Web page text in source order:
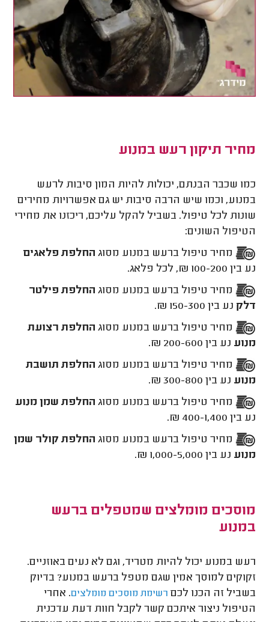
מחיר תיקון רעש במנוע
כמו שכבר הבנתם, יכולות להיות המון סיבות לרעש
במנוע, וכמו שיש הרבה סיבות יש גם אפשרויות מחירים
שונות לכל טיפול. בשביל להקל עליכם, ריכזנו את מחירי
הטיפול השונים:
מחיר טיפול ברעש במנוע מסוג החלפת פלאגים
נע בין 100-200 ₪, לכל פלאג.
מחיר טיפול ברעש במנוע מסוג החלפת פילטר
דלק נע בין 150-300 ₪.
מחיר טיפול ברעש במנוע מסוג החלפת רצועת
מנוע נע בין 200-600 ₪.
מחיר טיפול ברעש במנוע מסוג החלפת תושבת
מנוע נע בין 300-800 ₪.
מחיר טיפול ברעש במנוע מסוג החלפת שמן מנוע
נע בין 400-1,400 ₪.
מחיר טיפול ברעש במנוע מסוג החלפת קולר שמן
מנוע נע בין 1,000-5,000 ₪.
מוסכים מומלצים שמטפלים ברעש
במנוע
רעש במנוע יכול להיות מטריד, וגם לא נעים באוזניים.
זקוקים למוסך אמין שגם מטפל ברעש במנוע? בדיוק
בשביל זה הכנו לכם רשימת מוסכים מומלצים. אחרי
הטיפול ניצור איתכם קשר לקבל חוות דעת עדכנית